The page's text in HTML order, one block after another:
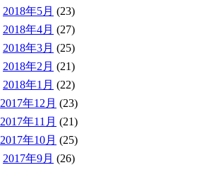
2018年5月 (23)
2018年4月 (27)
2018年3月 (25)
2018年2月 (21)
2018年1月 (22)
2017年12月 (23)
2017年11月 (21)
2017年10月 (25)
2017年9月 (26)